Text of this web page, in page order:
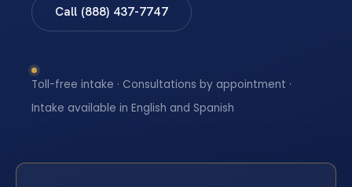
Call (888) 437-7747
Toll-free intake · Consultations by appointment ·
Intake available in English and Spanish